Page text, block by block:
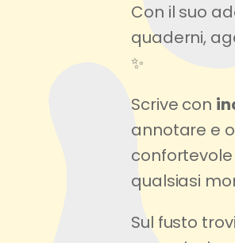
Con il suo
quaderni,
✨
Scrive con
annotare e
qualsiasi
Sul fusto